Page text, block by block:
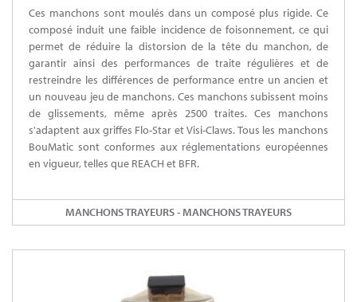
Ces manchons sont moulés dans un composé plus rigide. Ce
composé induit une faible incidence de foisonnement, ce qui
permet de réduire la distorsion de la tête du manchon, de
garantir ainsi des performances de traite régulières et de
restreindre les différences de performance entre un ancien et
un nouveau jeu de manchons. Ces manchons subissent moins
de glissements, même après 2500 traites. Ces manchons
s'adaptent aux griffes Flo-Star et Visi-Claws. Tous les manchons
BouMatic sont conformes aux réglementations européennes
en vigueur, telles que REACH et BFR.
MANCHONS TRAYEURS - MANCHONS TRAYEURS